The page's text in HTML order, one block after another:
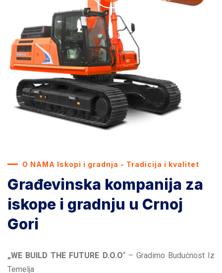
O NAMA Iskopi i gradnja - Tradicija i kvalitet
Građevinska kompanija za
iskope i gradnju u Crnoj
Gori
„WE BUILD THE FUTURE D.O.O“ – Gradimo Budućnost Iz
Temelja